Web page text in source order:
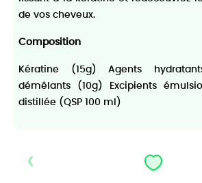
de vos cheveux.
Composition
Kératine (15g) Agents
démêlants (10g) Excipients
distillée (QSP 100 ml)
‹